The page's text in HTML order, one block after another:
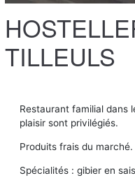
TILLEULS
Restaurant familial dans
plaisir sont privilégiés.
Produits frais du marché.
Spécialités : gibier en